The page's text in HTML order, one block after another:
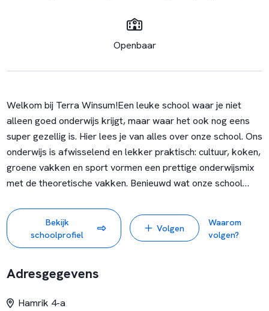
Openbaar
Welkom bij Terra Winsum!Een leuke school waar je niet
alleen goed onderwijs krijgt, maar waar het ook nog eens
super gezellig is. Hier lees je van alles over onze school. Ons
onderwijs is afwisselend en lekker praktisch: cultuur, koken,
groene vakken en sport vormen een prettige onderwijsmix
met de theoretische vakken. Benieuwd wat onze school
Terra, de school waar je denkt en doet!
Bekijk
schoolprofiel
Volgen
Waarom
volgen?
Adresgegevens
Hamrik 4-a